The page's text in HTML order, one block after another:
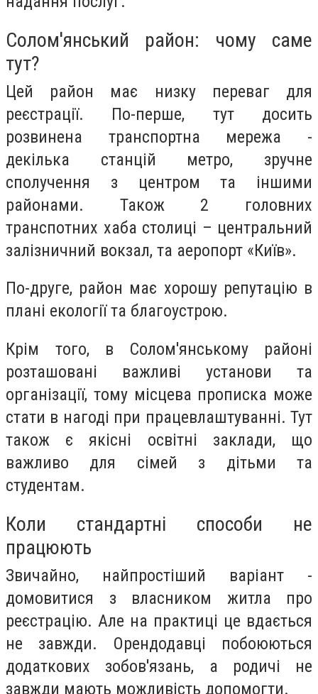
Солом'янський район: чому саме
тут?
Цей район має низку переваг для
реєстрації. По-перше, тут досить
розвинена транспортна мережа -
декілька станцій метро, зручне
сполучення з центром та іншими
районами. Також 2 головних
транспотних хаба столиці – центральний
залізничний вокзал, та аеропорт «Київ».
По-друге, район має хорошу репутацію в
плані екології та благоустрою.
Крім того, в Солом'янському районі
розташовані важливі установи та
організації, тому місцева прописка може
стати в нагоді при працевлаштуванні. Тут
також є якісні освітні заклади, що
важливо для сімей з дітьми та
студентам.
Коли стандартні способи не
працюють
Звичайно, найпростіший варіант -
домовитися з власником житла про
реєстрацію. Але на практиці це вдається
не завжди. Орендодавці побоюються
додаткових зобов'язань, а родичі не
завжди мають можливість допомогти.